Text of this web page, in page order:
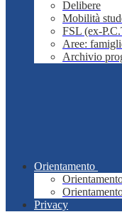
Delibere
Mobilità
FSL (ex-
Aree:
Archivio
Orientamento
Privacy